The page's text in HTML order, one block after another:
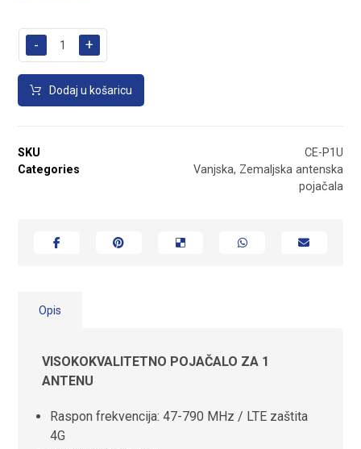
- +
Dodaj u košaricu
SKU
CE-P1U
Categories
Vanjska, Zemaljska antenska
pojačala
Opis
VISOKOKVALITETNO POJAČALO ZA 1
ANTENU
Raspon frekvencija: 47-790 MHz / LTE zaštita
4G